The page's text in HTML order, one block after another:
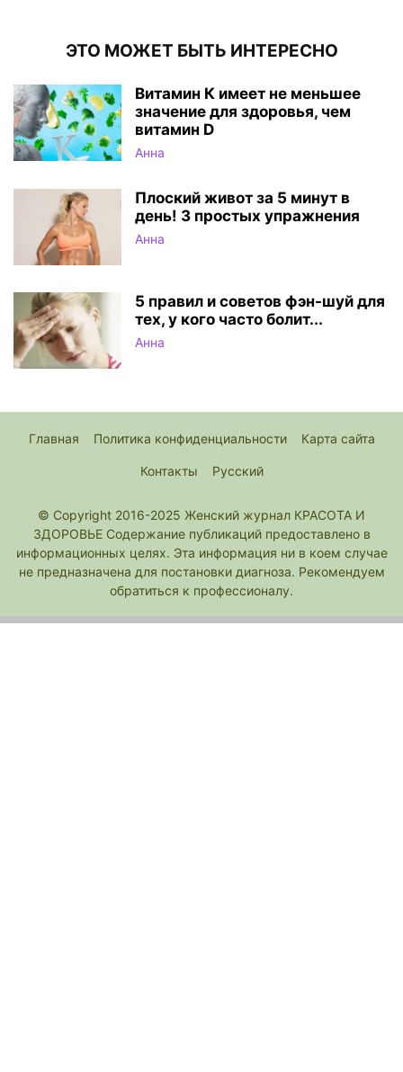
ЭТО МОЖЕТ БЫТЬ ИНТЕРЕСНО
Витамин К имеет не меньшее
значение для здоровья, чем
витамин D
Анна
Плоский живот за 5 минут в
день! 3 простых упражнения
Анна
5 правил и советов фэн-шуй для
тех, у кого часто болит...
Анна
Главная Политика конфиденциальности Карта сайта
Контакты Русский
© Copyright 2016-2025 Женский журнал КРАСОТА И
ЗДОРОВЬЕ Содержание публикаций предоставлено в
информационных целях. Эта информация ни в коем случае
не предназначена для постановки диагноза. Рекомендуем
обратиться к профессионалу.